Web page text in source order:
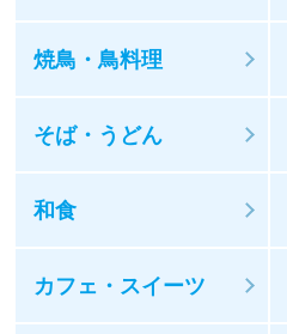
焼鳥・鳥料理
そば・うどん
和食
カフェ・スイーツ